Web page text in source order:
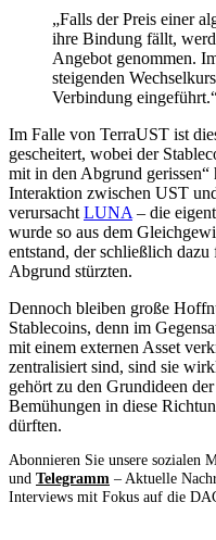
„Falls der Preis einer
ihre Bindung fällt,
Angebot genommen.
steigenden
Verbindung
Im Falle von TerraUST ist
gescheitert, wobei der
mit in den Abgrund
Interaktion zwischen UST
verursacht LUNA – die
wurde so aus dem
entstand, der schließlich
Abgrund stürzten.
Dennoch bleiben große
Stablecoins, denn im
mit einem externen Asset
zentralisiert sind, sind sie
gehört zu den Grundideen
Bemühungen in diese
dürften.
Abonnieren Sie unsere sozialen
und Telegramm – Aktuelle
Interviews mit Fokus auf die